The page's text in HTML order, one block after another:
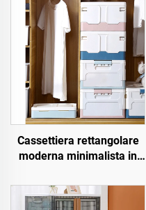
Cassettiera rettangolare
moderna minimalista in
coperchio, organizzatore
richiudibile per l'ufficio